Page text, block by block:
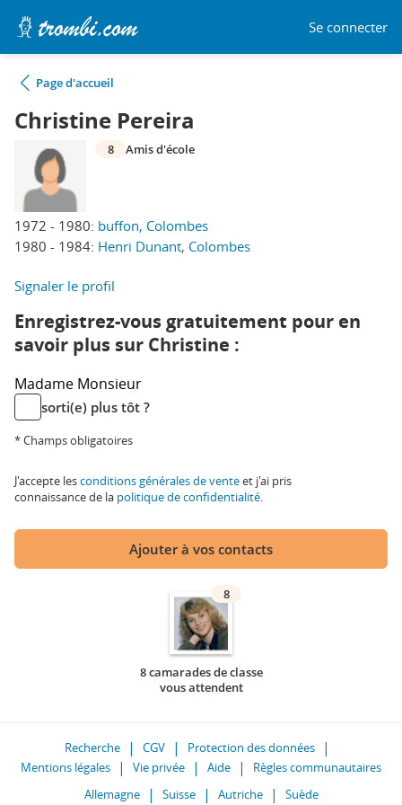
Se connecter
Page d'accueil
Christine Pereira
1972 - 1980: buffon, Colombes
1980 - 1984: Henri Dunant, Colombes
8 Amis d'école
Signaler le profil
Enregistrez-vous gratuitement pour en
savoir plus sur Christine :
Madame Monsieur
sorti(e) plus tôt ?
* Champs obligatoires
J'accepte lesconditions générales de venteet j'ai pris
connaissance de la politique de confidentialité.
Ajouter à vos contacts
8
8 camarades de classe
vous attendent
Recherche CGV
Protection des données
Mentions légales
Vie privée Aide
Règles communautaires
Allemagne
Suisse Autriche Suède